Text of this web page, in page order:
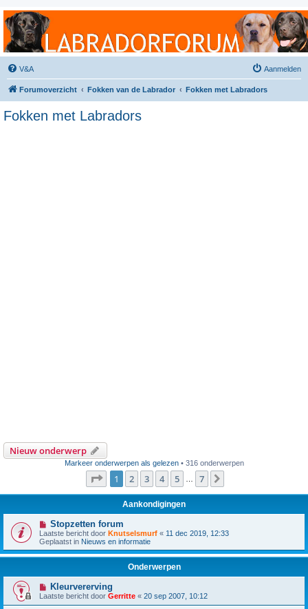
Labradorforum
Het gezelligste Labradorforum van Nederland en België!
V&A Aanmelden
Forumoverzicht Fokken van de Labrador Fokken met Labradors
Fokken met Labradors
Nieuw onderwerp
Markeer onderwerpen als gelezen• 316 onderwerpen
Pagina van 7
1 2 3 4 5 7
Aankondigingen
Stopzetten forum
Laatste bericht door Knutselsmurf « 11 dec 2019, 12:33
Geplaatst in Nieuws en informatie
Onderwerpen
Kleurvererving
Laatste bericht door Gerritte « 20 sep 2007, 10:12